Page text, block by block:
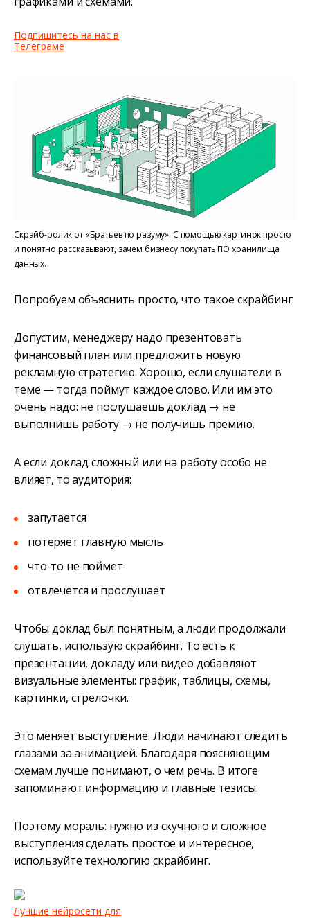
Подпишитесь на нас в
Телеграме
Скрайб-ролик от «Братьев по разуму». С помощью картинок просто
и понятно рассказывают, зачем бизнесу покупать ПО хранилища
данных.
Попробуем объяснить просто, что такое скрайбинг.
Допустим, менеджеру надо презентовать
финансовый план или предложить новую
рекламную стратегию. Хорошо, если слушатели в
теме — тогда поймут каждое слово. Или им это
очень надо: не послушаешь доклад → не
выполнишь работу → не получишь премию.
А если доклад сложный или на работу особо не
влияет, то аудитория:
запутается
потеряет главную мысль
что-то не поймет
отвлечется и прослушает
Чтобы доклад был понятным, а люди продолжали
слушать, использую скрайбинг. То есть к
презентации, докладу или видео добавляют
визуальные элементы: график, таблицы, схемы,
картинки, стрелочки.
Это меняет выступление. Люди начинают следить
глазами за анимацией. Благодаря поясняющим
схемам лучше понимают, о чем речь. В итоге
запоминают информацию и главные тезисы.
Поэтому мораль: нужно из скучного и сложное
выступления сделать простое и интересное,
используйте технологию скрайбинг.
Лучшие нейросети для